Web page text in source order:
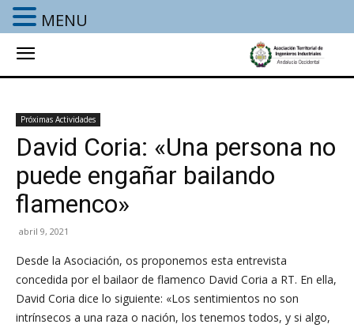
Próximas Actividades
David Coria: «Una persona no
puede engañar bailando
flamenco»
abril 9, 2021
Desde la Asociación, os proponemos esta entrevista
concedida por el bailaor de flamenco David Coria a RT. En ella,
David Coria dice lo siguiente: «Los sentimientos no son
intrínsecos a una raza o nación, los tenemos todos, y si algo,
MENU